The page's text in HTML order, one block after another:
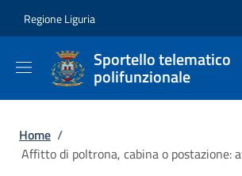
Regione Liguria
Sportello telematico
polifunzionale
Briciole di pane
Home /
Affitto di poltrona, cabina o postazione: